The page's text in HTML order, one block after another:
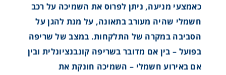
כאמצעי מניעה, ניתן לפרוס את השמיכה על רכב
חשמלי שהיה מעורב בתאונה, על מנת להגן על
הסביבה במקרה של התלקחות. במצב של שריפה
בפועל – בין אם מדובר בשריפה קונבנציונלית ובין
אם באירוע חשמלי – השמיכה חונקת את